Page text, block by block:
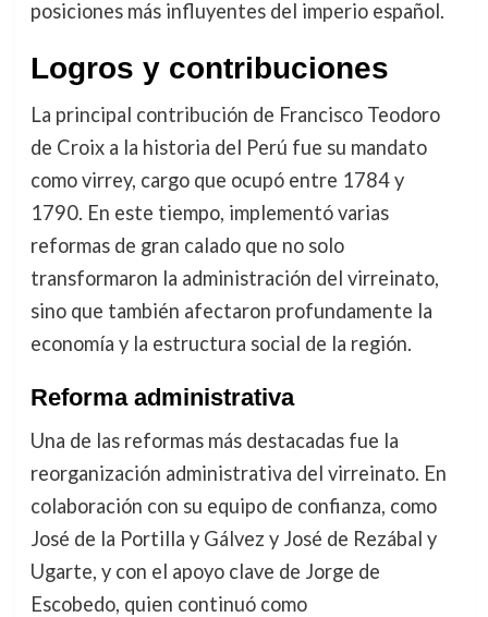
posiciones más influyentes del imperio español.
Logros y contribuciones
La principal contribución de Francisco Teodoro
de Croix a la historia del Perú fue su mandato
como virrey, cargo que ocupó entre 1784 y
1790. En este tiempo, implementó varias
reformas de gran calado que no solo
transformaron la administración del virreinato,
sino que también afectaron profundamente la
economía y la estructura social de la región.
Reforma administrativa
Una de las reformas más destacadas fue la
reorganización administrativa del virreinato. En
colaboración con su equipo de confianza, como
José de la Portilla y Gálvez y José de Rezábal y
Ugarte, y con el apoyo clave de Jorge de
Escobedo, quien continuó como